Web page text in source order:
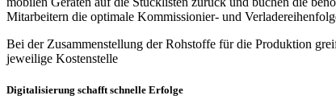
Mitarbeitern die optimale Kommissionier- und
Bei der Zusammenstellung der Rohstoffe für die Produktion
jeweilige Kostenstelle
Digitalisierung schafft schnelle Erfolge